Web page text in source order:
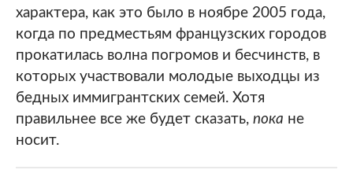
характера, как это было в ноябре 2005 года,
когда по предместьям французских городов
прокатилась волна погромов и бесчинств, в
которых участвовали молодые выходцы из
бедных иммигрантских семей. Хотя
правильнее все же будет сказать, пока не
носит.